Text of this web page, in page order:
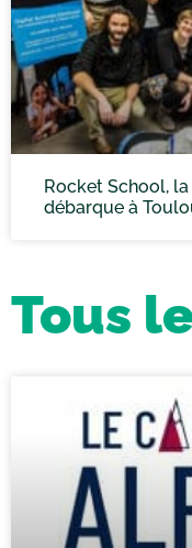
Rocket School,
débarque à
Tous